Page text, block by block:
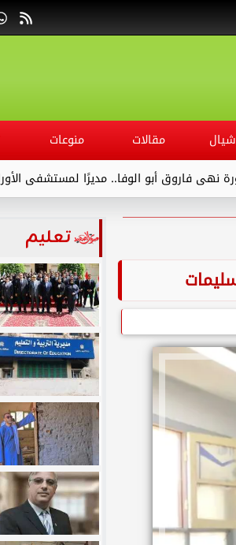
مقالات منوعات
أبو الوفا.. مديرًا لمستشفى الأورام بقنا
تعليم